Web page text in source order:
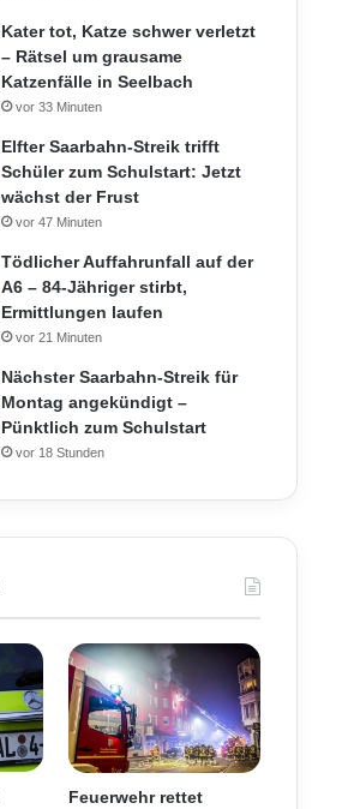
Kater tot, Katze schwer verletzt
– Rätsel um grausame
Katzenfälle in Seelbach
vor 33 Minuten
Elfter Saarbahn-Streik trifft
Schüler zum Schulstart: Jetzt
wächst der Frust
vor 47 Minuten
Tödlicher Auffahrunfall auf der
A6 – 84-Jähriger stirbt,
Ermittlungen laufen
vor 21 Minuten
Nächster Saarbahn-Streik für
Montag angekündigt –
Pünktlich zum Schulstart
vor 18 Stunden
Feuerwehr rettet